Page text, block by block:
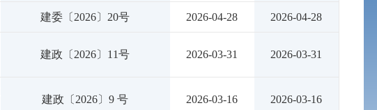
建委〔2026〕20号 2026-04-28 2026-04-28
建政〔2026〕11号 2026-03-31 2026-03-31
建政〔2026〕9 号 2026-03-16 2026-03-16